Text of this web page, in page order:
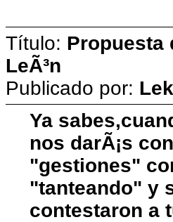
Título: Propuesta
LeÃ³n
Publicado por:
Ya
nos darÃ¡s
"gestiones"
"tanteando" y
contestaron